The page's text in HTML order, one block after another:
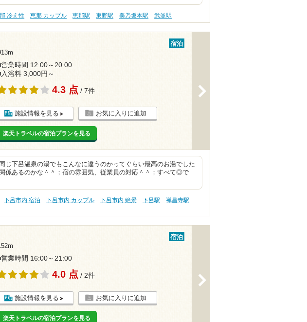
冷え性 恵那 カップル 恵那駅 東野駅 美乃坂本駅 武並駅
宿泊
業時間 12:00～20:00
浴料 3,000円～
4.3 点 / 7件
施設情報を見る お気に入りに追加
楽天トラベルの宿泊プランを見る
じ下呂温泉の湯でもこんなに違うのかってぐらい最高のお湯でした
係あるのかな＾＾；宿の雰囲気、従業員の対応＾＾；すべて◎で
下呂市内 宿泊 下呂市内 カップル 下呂市内 絶景 下呂駅
禅昌寺駅
宿泊
業時間 16:00～21:00
4.0 点 / 2件
施設情報を見る お気に入りに追加
楽天トラベルの宿泊プランを見る